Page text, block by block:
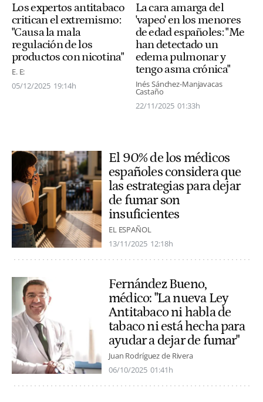
Los expertos antitabaco
critican el extremismo:
"Causa la mala
regulación de los
productos con nicotina"
E. E:
05/12/2025 19:14h
La cara amarga del
'vapeo' en los menores
de edad españoles: "Me
han detectado un
edema pulmonar y
tengo asma crónica"
Inés Sánchez-Manjavacas
Castaño
22/11/2025 01:33h
El 90% de los médicos
españoles considera que
las estrategias para dejar
de fumar son
insuficientes
EL ESPAÑOL
13/11/2025 12:18h
Fernández Bueno,
médico: "La nueva Ley
Antitabaco ni habla de
tabaco ni está hecha para
ayudar a dejar de fumar"
Juan Rodríguez de Rivera
06/10/2025 01:41h